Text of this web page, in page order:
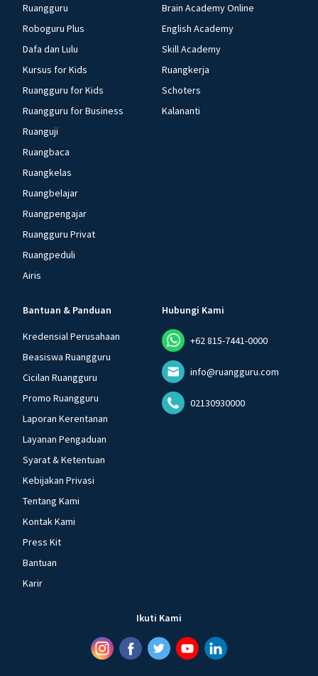
Ruangguru
Roboguru Plus
Dafa dan Lulu
Kursus for Kids
Ruangguru for Kids
Ruangguru for Business
Ruanguji
Ruangbaca
Ruangkelas
Ruangbelajar
Ruangpengajar
Ruangguru Privat
Ruangpeduli
Airis
Brain Academy Online
English Academy
Skill Academy
Ruangkerja
Schoters
Kalananti
Bantuan & Panduan
Kredensial Perusahaan
Beasiswa Ruangguru
Cicilan Ruangguru
Promo Ruangguru
Laporan Kerentanan
Layanan Pengaduan
Syarat & Ketentuan
Kebijakan Privasi
Tentang Kami
Kontak Kami
Press Kit
Bantuan
Karir
Hubungi Kami
+62 815-7441-0000
info@ruangguru.com
02130930000
Ikuti Kami